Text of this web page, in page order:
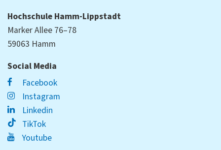
Hochschule Hamm-Lippstadt
Marker Allee 76–78
59063 Hamm
Social Media
Facebook
Instagram
Linkedin
TikTok
Youtube